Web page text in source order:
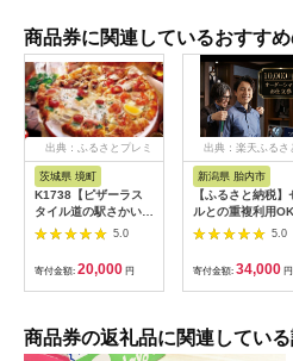
商品券に関連しているおすす
出典：ふるさとプレミ
アム
茨城県 境町
K1738【ピザーラス
タイル道の駅さかい店
限定】ピザーラ利用券
(6,000円相当)
5.0
寄付金額: 20,000 円
出典：楽天ふるさ
新潟県 胎内市
【ふるさと納税】
ルとの重複利用OK
10,000円相当オー
ーシャツお仕立券
ッグヴィジョン】
5.0
寄付金額: 34,000 円
商品券の返礼品に関連してい